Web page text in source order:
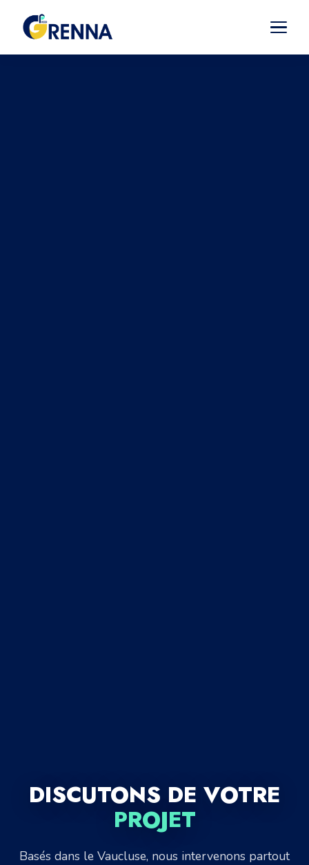
DISCUTONS DE VOTRE
PROJET
Basés dans le Vaucluse, nous intervenons partout